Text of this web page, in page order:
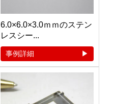
6.0×6.0×3.0ｍｍのステン
レスシー...
事例詳細